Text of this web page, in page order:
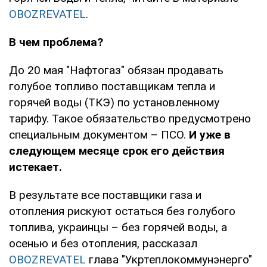
OBOZREVATEL.
В чем проблема?
До 20 мая "Нафтогаз" обязан продавать
голубое топливо поставщикам тепла и
горячей воды (ТКЭ) по установленному
тарифу. Такое обязательство предусмотрено
специальным документом – ПСО. И уже в
следующем месяце срок его действия
истекает.
В результате все поставщики газа и
отопления рискуют остаться без голубого
топлива, украинцы – без горячей воды, а
осенью и без отопления, рассказал
OBOZREVATEL глава "Укртеплокоммунэнерго"